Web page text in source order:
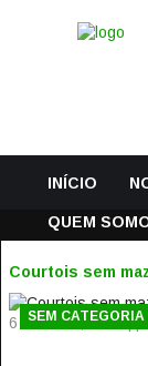
INÍCIO
QUEM
Courtois sem
6 Outubro, 2014 |
SEM CATEGORIA